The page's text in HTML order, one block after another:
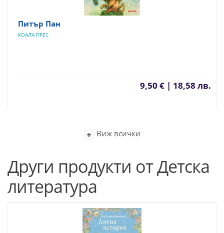
Питър Пан
КОАЛА ПРЕС
9,50 € | 18,58 лв.
Виж всички
Други продукти от Детска
литература